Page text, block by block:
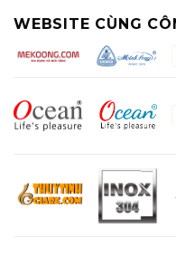
WEBSITE CÙNG